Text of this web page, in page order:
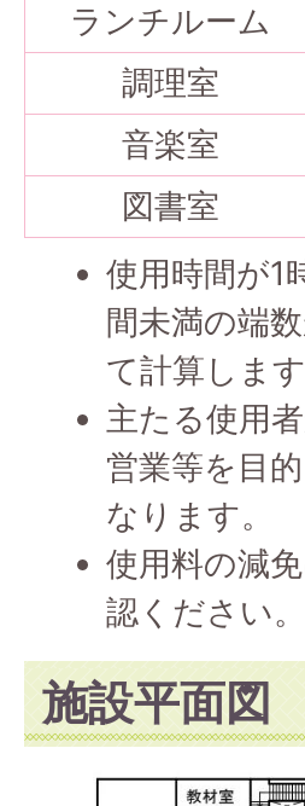
ランチルーム
調理室
音楽室
図書室
使用時間が1
間未満の端
て計算します
主たる使用
営業等を目
なります。
使用料の減
認ください。
施設平面図